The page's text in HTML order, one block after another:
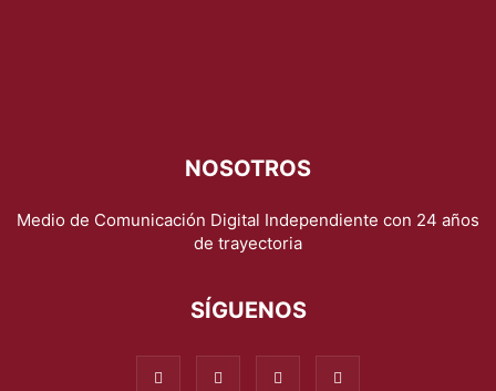
NOSOTROS
Medio de Comunicación Digital Independiente con 24 años
de trayectoria
SÍGUENOS